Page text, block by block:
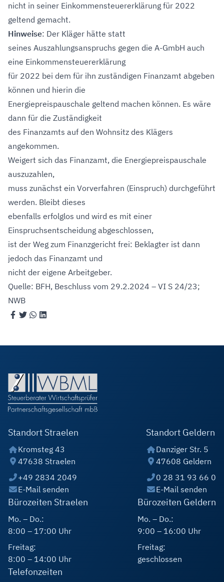
nicht in seiner Einkommensteuererklärung für 2022
geltend gemacht.
Hinweise: Der Kläger hätte statt
seines Auszahlungsanspruchs gegen die A-GmbH auch
eine Einkommensteuererklärung
für 2022 bei dem für ihn zuständigen Finanzamt abgeben
können und hierin die
Energiepreispauschale geltend machen können. Es wäre
dann für die Zuständigkeit
des Finanzamts auf den Wohnsitz des Klägers
angekommen.
Weigert sich das Finanzamt, die Energiepreispauschale
auszuzahlen,
muss zunächst ein Vorverfahren (Einspruch) durchgeführt
werden. Bleibt dieses
ebenfalls erfolglos und wird es mit einer
Einspruchsentscheidung abgeschlossen,
ist der Weg zum Finanzgericht frei: Beklagter ist dann
jedoch das Finanzamt und
nicht der eigene Arbeitgeber.
Quelle: BFH, Beschluss vom 29.2.2024 – VI S 24/23;
NWB
Standort Straelen
Kromsteg 43
47638 Straelen
+49 2834 2049
E-Mail senden
Standort Geldern
Danziger Str. 5
47608 Geldern
0 28 31 93 66 0
E-Mail senden
Bürozeiten Straelen
Mo. – Do.:
8:00 – 17:00 Uhr
Freitag:
8:00 – 14:00 Uhr
Bürozeiten Geldern
Mo. – Do.:
9:00 – 16:00 Uhr
Freitag:
geschlossen
Telefonzeiten